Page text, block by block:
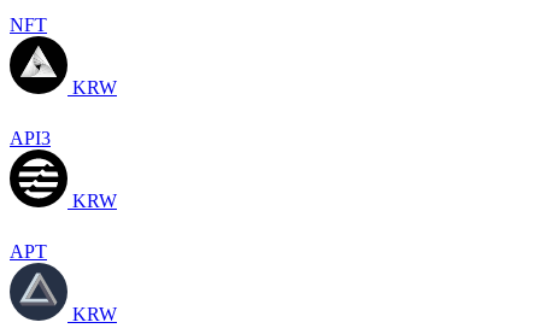
NFT
KRW
API3
KRW
APT
KRW